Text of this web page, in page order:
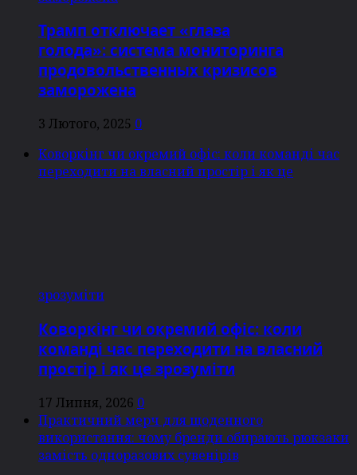
Трамп отключает «глаза
голода»: система мониторинга
продовольственных кризисов
заморожена
3 Лютого, 2025 0
Коворкінг чи окремий офіс: коли команді час
переходити на власний простір і як це
зрозуміти
Коворкінг чи окремий офіс: коли
команді час переходити на власний
простір і як це зрозуміти
17 Липня, 2026 0
Практичний мерч для щоденного
використання: чому бренди обирають рюкзаки
замість одноразових сувенірів